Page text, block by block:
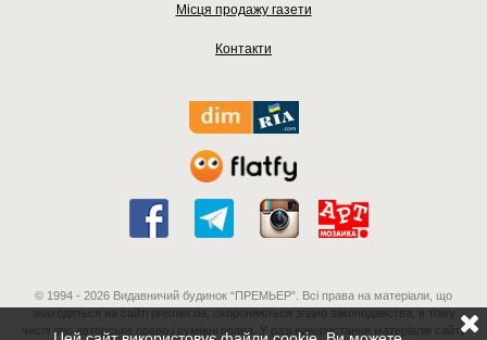
Місця продажу газети
Контакти
© 1994 - 2026 Видавничий будинок “ПРЕМЬЕР”. Всі права на матеріали, що
знаходяться на сайті premier.ua, охороняються згідно законодавства, в тому
числі про авторське право і суміжні права. У разі використання матеріалів сайту